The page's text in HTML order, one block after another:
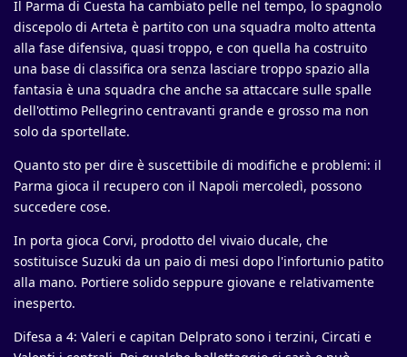
Il Parma di Cuesta ha cambiato pelle nel tempo, lo spagnolo
discepolo di Arteta è partito con una squadra molto attenta
alla fase difensiva, quasi troppo, e con quella ha costruito
una base di classifica ora senza lasciare troppo spazio alla
fantasia è una squadra che anche sa attaccare sulle spalle
dell'ottimo Pellegrino centravanti grande e grosso ma non
solo da sportellate.
Quanto sto per dire è suscettibile di modifiche e problemi: il
Parma gioca il recupero con il Napoli mercoledì, possono
succedere cose.
In porta gioca Corvi, prodotto del vivaio ducale, che
sostituisce Suzuki da un paio di mesi dopo l'infortunio patito
alla mano. Portiere solido seppure giovane e relativamente
inesperto.
Difesa a 4: Valeri e capitan Delprato sono i terzini, Circati e